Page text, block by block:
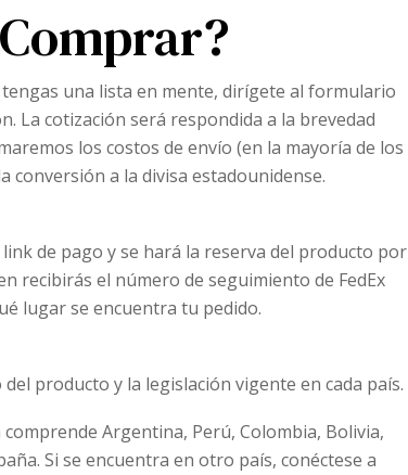
una lista en mente, dirígete al formulario
La cotización será respondida a la brevedad
los costos de envío (en la mayoría de los
conversión a la divisa estadounidense.
de pago y se hará la reserva del producto por
recibirás el número de seguimiento de FedEx
lugar se encuentra tu pedido.
producto y la legislación vigente en cada país.
Argentina, Perú, Colombia, Bolivia,
Si se encuentra en otro país, conéctese a